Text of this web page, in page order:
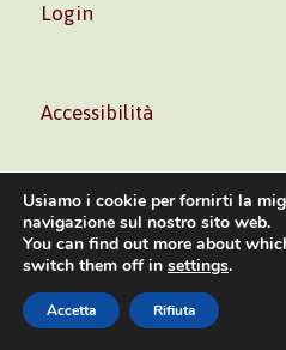
Login
Accessibilità
Volontè & Co. Srl – P.I.
Usiamo i cookie per fornirti la
navigazione sul nostro sito web.
You can find out more about
switch them off in settings.
Accetta Rifiuta